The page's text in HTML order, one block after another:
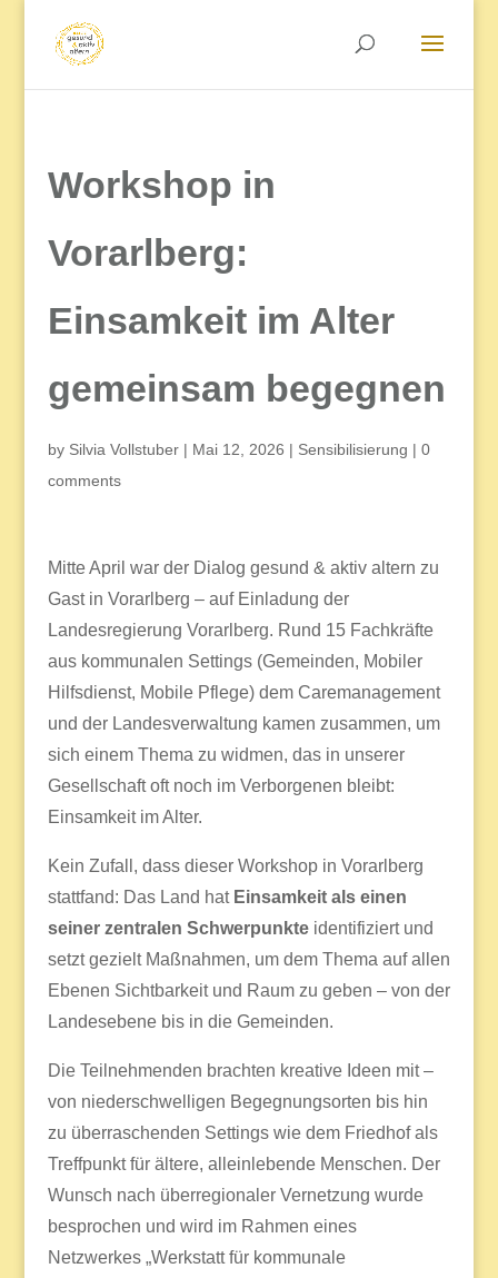
Workshop in
Vorarlberg:
Einsamkeit im Alter
gemeinsam begegnen
by Silvia Vollstuber| Mai 12, 2026 | Sensibilisierung | 0
comments
Mitte April war der Dialog gesund & aktiv altern zu
Gast in Vorarlberg – auf Einladung der
Landesregierung Vorarlberg. Rund 15 Fachkräfte
aus kommunalen Settings (Gemeinden, Mobiler
Hilfsdienst, Mobile Pflege) dem Caremanagement
und der Landesverwaltung kamen zusammen, um
sich einem Thema zu widmen, das in unserer
Gesellschaft oft noch im Verborgenen bleibt:
Einsamkeit im Alter.
Kein Zufall, dass dieser Workshop in Vorarlberg
stattfand: Das Land hat Einsamkeit als einen
seiner zentralen Schwerpunkteidentifiziert und
setzt gezielt Maßnahmen, um dem Thema auf allen
Ebenen Sichtbarkeit und Raum zu geben – von der
Landesebene bis in die Gemeinden.
Die Teilnehmenden brachten kreative Ideen mit –
von niederschwelligen Begegnungsorten bis hin
zu überraschenden Settings wie dem Friedhof als
Treffpunkt für ältere, alleinlebende Menschen. Der
Wunsch nach überregionaler Vernetzung wurde
besprochen und wird im Rahmen eines
Netzwerkes „Werkstatt für kommunale